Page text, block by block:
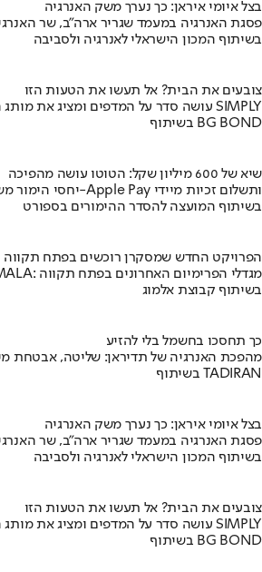
בצל איומי איראן: כך נערך משק האנרגיה
פסגת האנרגיה במעמד שגריר ארה"ב, שר
בשיתוף המכון הישראלי לאנרגיה ולסביבה
צובעים את הבית? אל תעשו את הטעות הזו
מומחה BG BOND עושה סדר על המדפים ומציג את מותג הצבע SIMPLY
בשיתוף BG BOND
שיא של 600 מיליון שקל: הטוטו עושה מהפיכה
יחסי הימור משופרים, הפקדות ב-Apple Pay ותשלום זכיות מיידי
בשיתוף המועצה להסדר ההימורים בספורט
הפרויקט החדש שמסקרן רוכשים בפתח תקווה
קבוצת אלמוג מציגה את פרויקט MALA: מגדלי הפרימיום האחרונים בפתח תקווה
בשיתוף קבוצת אלמוג
כך תחסכו בחשמל בלי להזיע
מהפכת האנרגיה של תדיראן: שליטה, אבטחת
בשיתוף TADIRAN
בצל איומי איראן: כך נערך משק האנרגיה
פסגת האנרגיה במעמד שגריר ארה"ב, שר
בשיתוף המכון הישראלי לאנרגיה ולסביבה
צובעים את הבית? אל תעשו את הטעות הזו
מומחה BG BOND עושה סדר על המדפים ומציג את מותג הצבע SIMPLY
בשיתוף BG BOND